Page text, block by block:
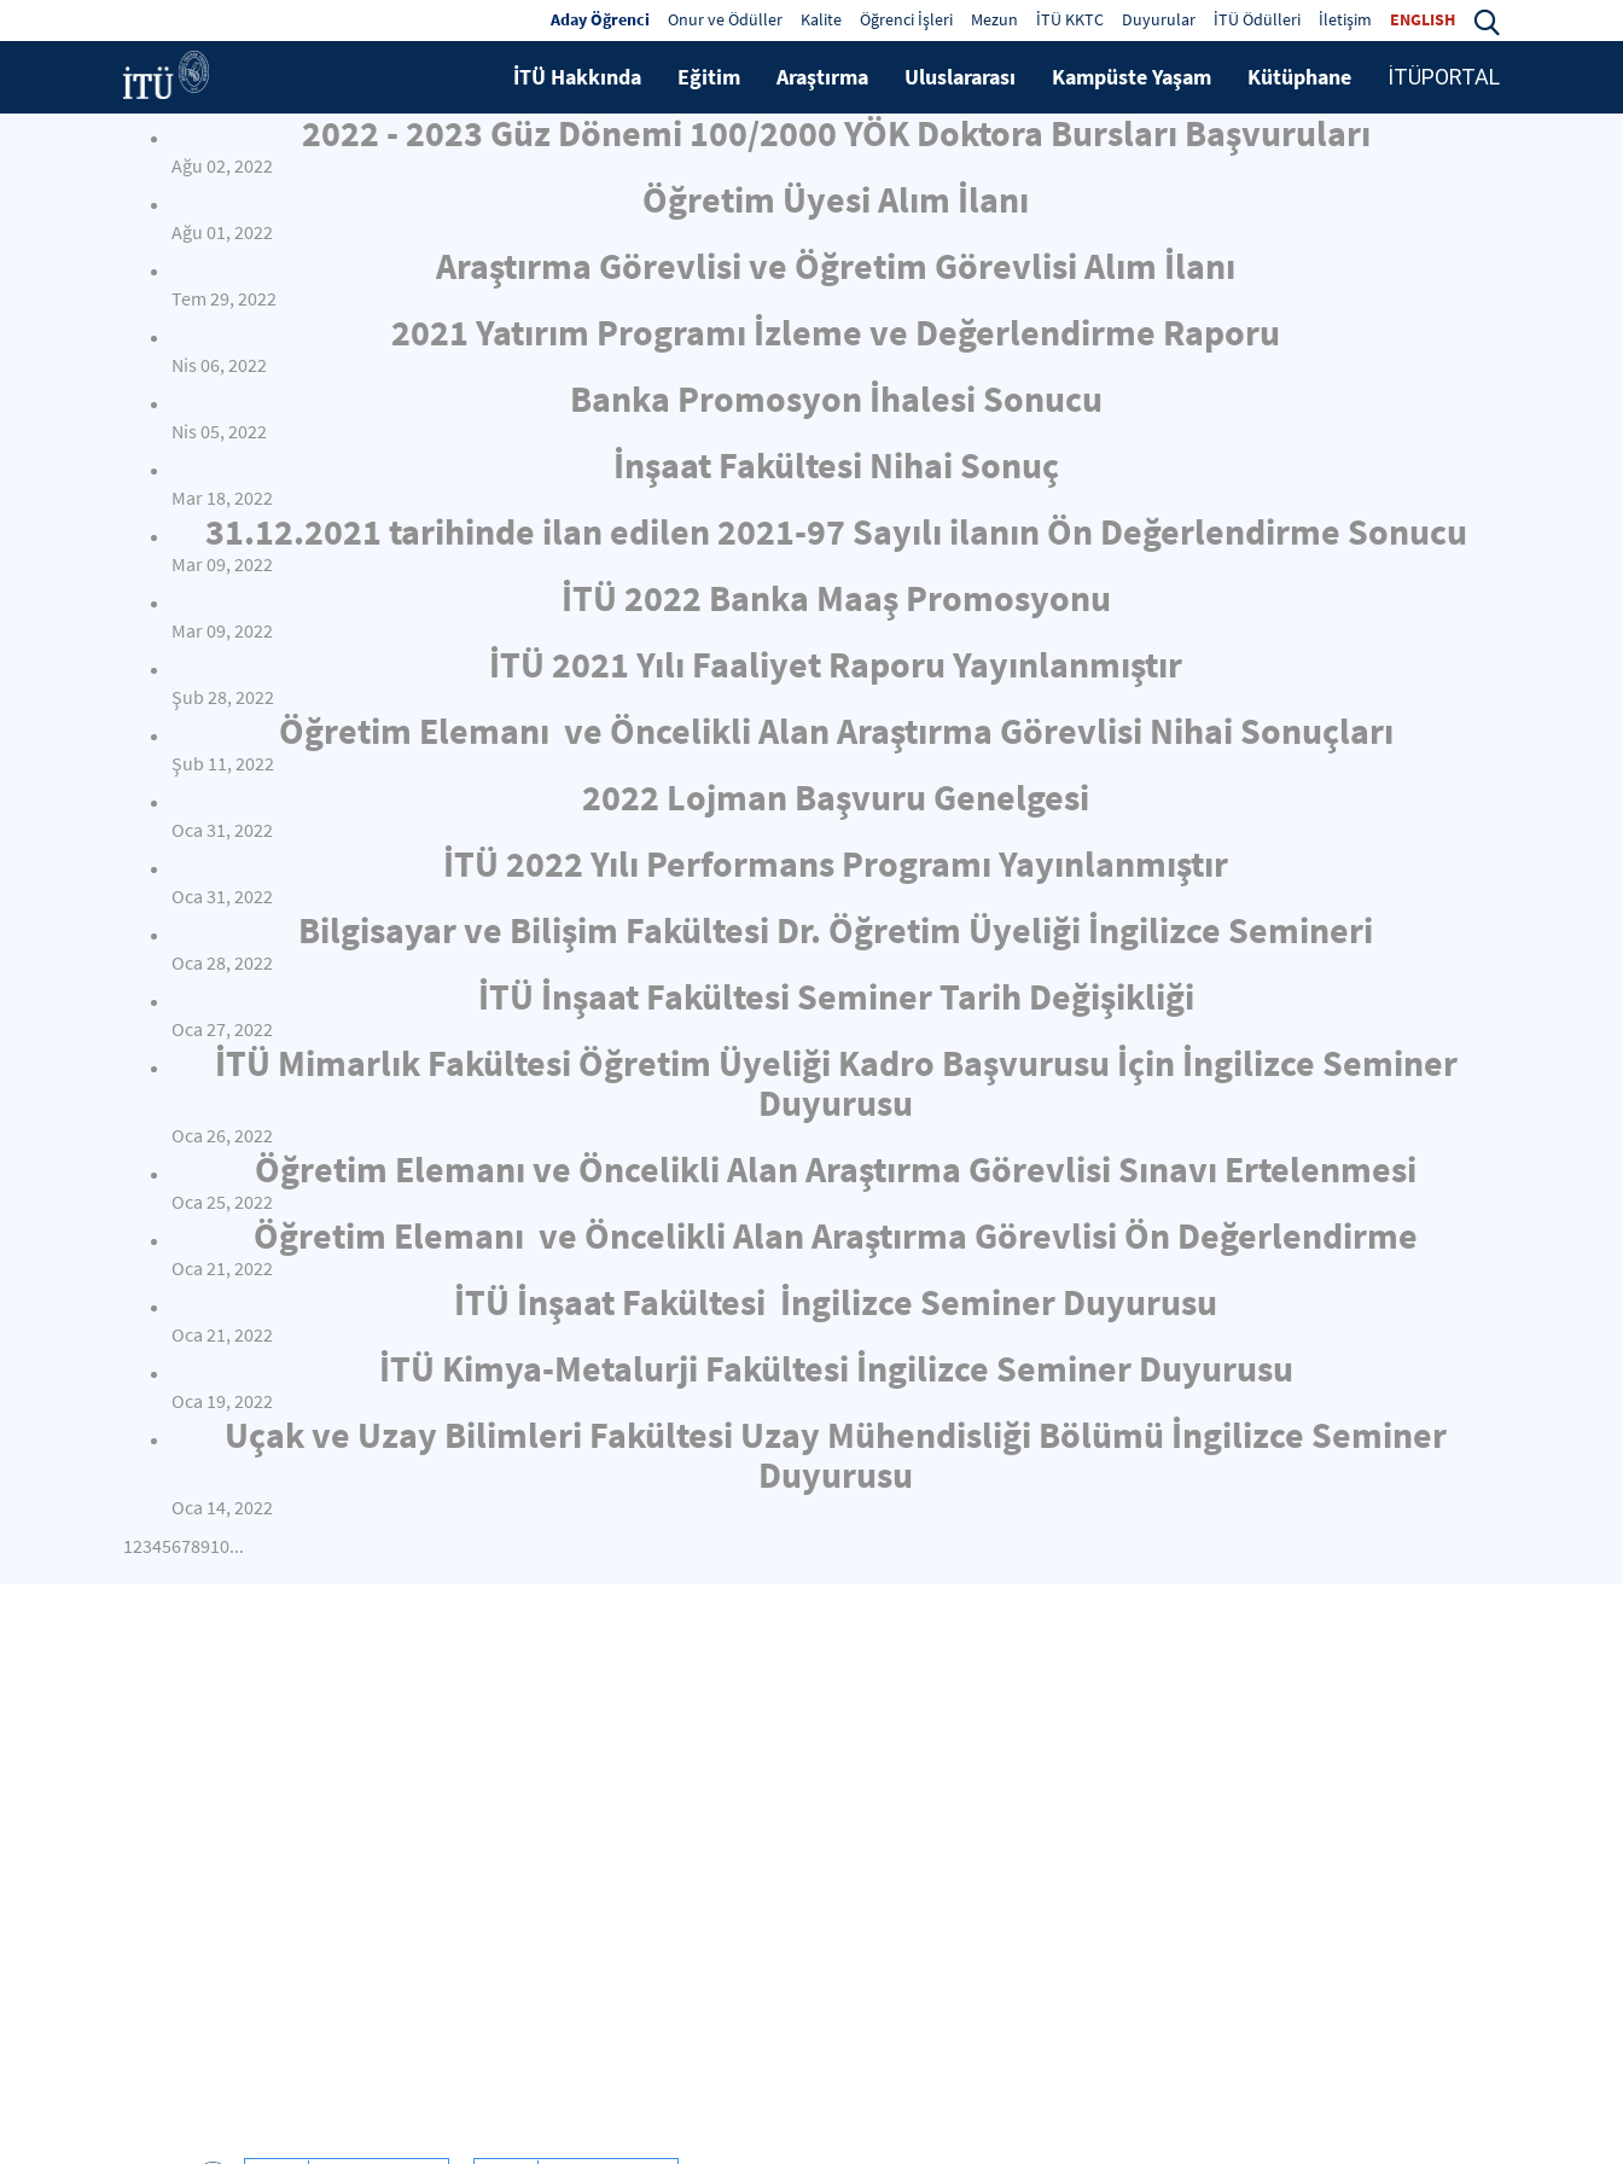
Aday Öğrenci Onur ve Ödüller Kalite Öğrenci İşleri Mezun İTÜ KKTC Duyurular İTÜ Ödülleri İletişim ENGLISH
İTÜ Hakkında Eğitim Araştırma Uluslararası Kampüste Yaşam Kütüphane İTÜPORTAL
2022 - 2023 Güz Dönemi 100/2000 YÖK Doktora Bursları Başvuruları
Ağu 02, 2022
Öğretim Üyesi Alım İlanı
Ağu 01, 2022
Araştırma Görevlisi ve Öğretim Görevlisi Alım İlanı
Tem 29, 2022
2021 Yatırım Programı İzleme ve Değerlendirme Raporu
Nis 06, 2022
Banka Promosyon İhalesi Sonucu
Nis 05, 2022
İnşaat Fakültesi Nihai Sonuç
Mar 18, 2022
31.12.2021 tarihinde ilan edilen 2021-97 Sayılı ilanın Ön Değerlendirme Sonucu
Mar 09, 2022
İTÜ 2022 Banka Maaş Promosyonu
Mar 09, 2022
İTÜ 2021 Yılı Faaliyet Raporu Yayınlanmıştır
Şub 28, 2022
Öğretim Elemanı ve Öncelikli Alan Araştırma Görevlisi Nihai Sonuçları
Şub 11, 2022
2022 Lojman Başvuru Genelgesi
Oca 31, 2022
İTÜ 2022 Yılı Performans Programı Yayınlanmıştır
Oca 31, 2022
Bilgisayar ve Bilişim Fakültesi Dr. Öğretim Üyeliği İngilizce Semineri
Oca 28, 2022
İTÜ İnşaat Fakültesi Seminer Tarih Değişikliği
Oca 27, 2022
İTÜ Mimarlık Fakültesi Öğretim Üyeliği Kadro Başvurusu İçin İngilizce Seminer
Duyurusu
Oca 26, 2022
Öğretim Elemanı ve Öncelikli Alan Araştırma Görevlisi Sınavı Ertelenmesi
Oca 25, 2022
Öğretim Elemanı ve Öncelikli Alan Araştırma Görevlisi Ön Değerlendirme
Oca 21, 2022
İTÜ İnşaat Fakültesi İngilizce Seminer Duyurusu
Oca 21, 2022
İTÜ Kimya-Metalurji Fakültesi İngilizce Seminer Duyurusu
Oca 19, 2022
Uçak ve Uzay Bilimleri Fakültesi Uzay Mühendisliği Bölümü İngilizce Seminer
Duyurusu
Oca 14, 2022
12345678910...